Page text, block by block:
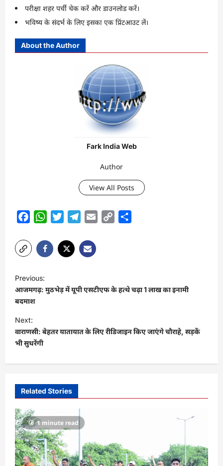
परीक्षा शहर पर्ची चेक करें और डाउनलोड करें।
भविष्य के संदर्भ के लिए इसका एक प्रिंटआउट लें।
About the Author
Fark India Web
Author
View All Posts
FacebookWhatsAppTwitterTelegram
Email
Copy
o
s
t
n
a
v
g
a
t
i
o
Previous:
आजमगढ़: मुठभेड़ में यूपी एसटीएफ के हत्थे चढ़ा 1 लाख का इनामी
बदमाश
Next:
वाराणसी: बेहतर यातायात के लिए रीडिजाइन किए जाएंगे चौराहे, सड़कें
भी सुधरेंगी
Related Stories
1 minute read